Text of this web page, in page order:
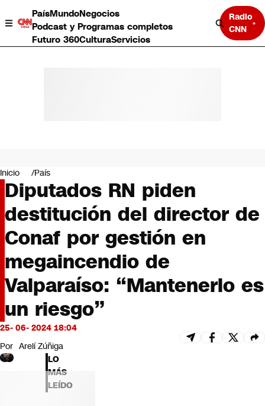
PaísMundoNegocios
Podcast y Programas completos
Futuro 360CulturaServicios
Radio
CNN
Negocios
Deportes
Programas completos
Cultura
Servicios
Bits
CNN tiempo
Futuro 360
Opinión
Inicio País
Diputados RN piden
destitución del director de
Conaf por gestión en
megaincendio de
Valparaíso: “Mantenerlo es
un riesgo”
25- 06- 2024 18:04
Por Arelí Zúñiga
LO
MÁS
LEÍDO